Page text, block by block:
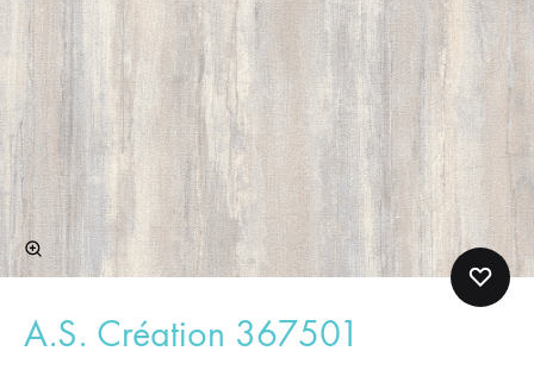
A.S. Création 367501